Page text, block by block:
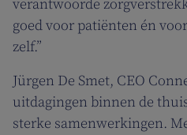
verantwoorde
goed voor patiënten én
zelf.”
Jürgen De Smet, CEO
uitdagingen binnen de
sterke samenwerkingen.